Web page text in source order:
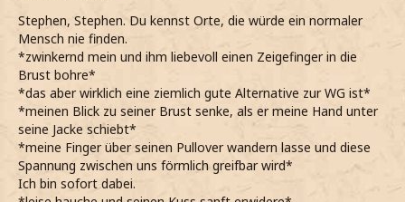
Stephen, Stephen. Du kennst Orte, die würde ein normaler
Mensch nie finden.
*zwinkernd mein und ihm liebevoll einen Zeigefinger in die
Brust bohre*
*das aber wirklich eine ziemlich gute Alternative zur WG ist*
*meinen Blick zu seiner Brust senke, als er meine Hand unter
seine Jacke schiebt*
*meine Finger über seinen Pullover wandern lasse und diese
Spannung zwischen uns förmlich greifbar wird*
Ich bin sofort dabei.